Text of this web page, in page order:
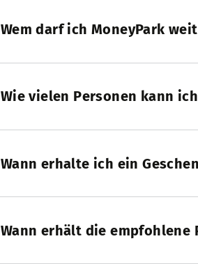
Wem darf ich MoneyPark
Wie vielen Personen kann
Wann erhalte ich ein
Wann erhält die empfohlene